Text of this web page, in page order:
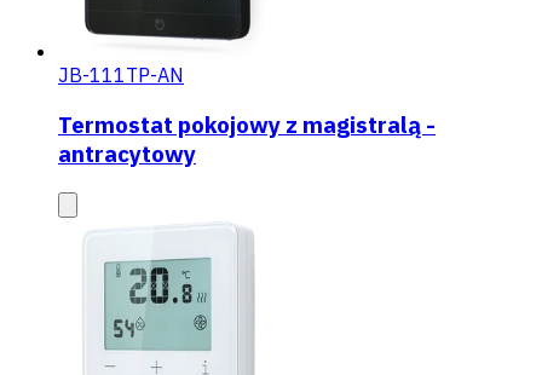
JB-111TP-AN
Termostat pokojowy z magistralą -
antracytowy